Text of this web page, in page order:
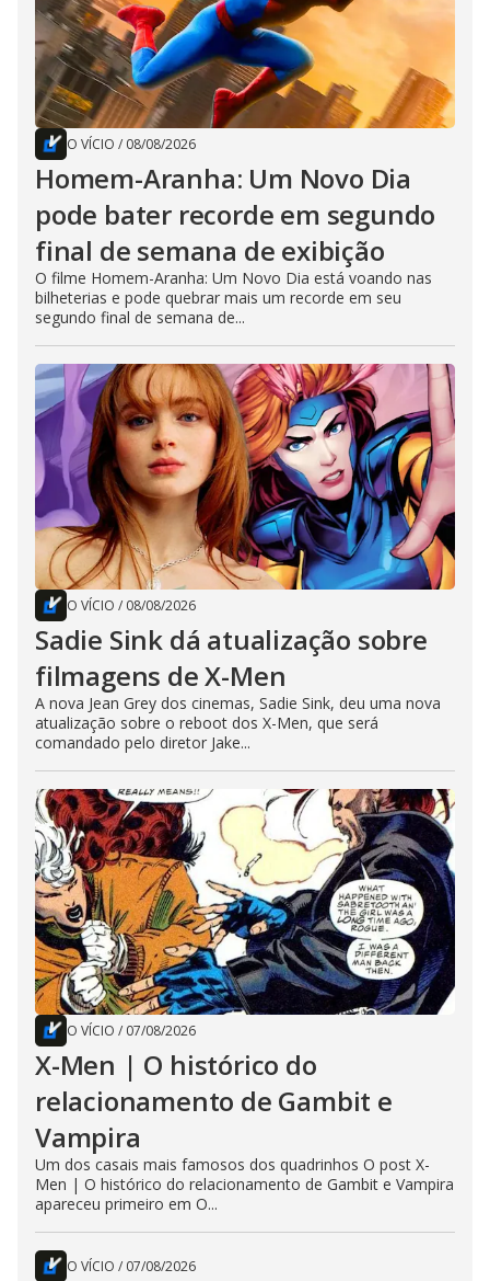
O VÍCIO / 08/08/2026
Homem-Aranha: Um Novo Dia
pode bater recorde em segundo
final de semana de exibição
O filme Homem-Aranha: Um Novo Dia está voando nas
bilheterias e pode quebrar mais um recorde em seu
segundo final de semana de...
O VÍCIO / 08/08/2026
Sadie Sink dá atualização sobre
filmagens de X-Men
A nova Jean Grey dos cinemas, Sadie Sink, deu uma nova
atualização sobre o reboot dos X-Men, que será
comandado pelo diretor Jake...
O VÍCIO / 07/08/2026
X-Men | O histórico do
relacionamento de Gambit e
Vampira
Um dos casais mais famosos dos quadrinhos O post X-
Men | O histórico do relacionamento de Gambit e Vampira
apareceu primeiro em O...
O VÍCIO / 07/08/2026